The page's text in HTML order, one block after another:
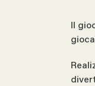
Il